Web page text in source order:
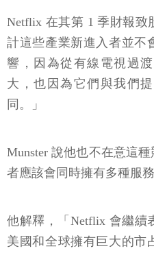
Netflix 在其第 1 季財報致
計這些產業新進入者並不
響，因為從有線電視過
大，也因為它們與我們
同。」
Munster 說他也不在意這
者應該會同時擁有多種服務
他解釋，「Netflix 會繼續
美國和全球擁有巨大的市